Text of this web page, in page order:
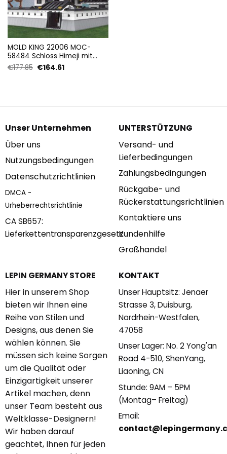
MOLD KING 22006 MOC-
58484 Schloss Himeji mit
3086 Teilen
€177.85 Ursprünglicher
€164.61Aktueller
Unser Unternehmen
Über uns
Nutzungsbedingungen
Datenschutzrichtlinien
DMCA -
Urheberrechtsrichtlinie
CA SB657:
Lieferkettentransparenzgesetz
UNTERSTÜTZUNG
Versand- und
Lieferbedingungen
Zahlungsbedingungen
Rückgabe- und
Rückerstattungsrichtlinien
Kontaktiere uns
Kundenhilfe
Großhandel
LEPIN GERMANY STORE
Hier in unserem Shop
bieten wir Ihnen eine
Reihe von Stilen und
Designs, aus denen Sie
wählen können. Sie
müssen sich keine Sorgen
um die Qualität oder
Einzigartigkeit unserer
Artikel machen, denn
unser Team besteht aus
Weltklasse-Designern!
Wir haben darauf
geachtet, Ihnen für jeden
KONTAKT
Unser Hauptsitz: Jenaer
Strasse 3, Duisburg,
Nordrhein-Westfalen,
47058
Unser Lager: No. 2 Yong'an
Road 4-510, ShenYang,
Liaoning, CN
Stunde: 9AM – 5PM
(Montag– Freitag)
Email: